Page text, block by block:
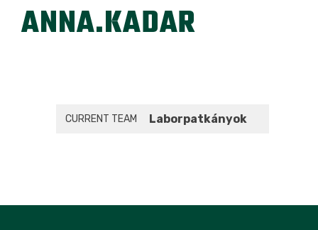
ANNA.KADAR
CURRENT TEAM Laborpatkányok